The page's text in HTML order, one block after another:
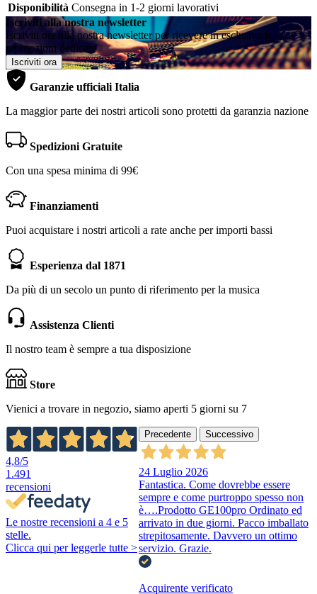
Disponibilità Consegna in 1-2 giorni lavorativi
Iscriviti alla nostra newsletter
Iscriviti ora alla nostra newsletter per ricevere in esclusiva le
promozioni dedicate
Iscriviti ora
Garanzie ufficiali Italia
La maggior parte dei nostri articoli sono protetti da garanzia nazione
Spedizioni Gratuite
Con una spesa minima di 99€
Finanziamenti
Puoi acquistare i nostri articoli a rate anche per importi bassi
Esperienza dal 1871
Da più di un secolo un punto di riferimento per la musica
Assistenza Clienti
Il nostro team è sempre a tua disposizione
Store
Vienici a trovare in negozio, siamo aperti 5 giorni su 7
4,8/5
1.491
recensioni
Le nostre recensioni a 4 e 5
stelle.
Clicca qui per leggerle tutte >
Precedente Successivo
24 Luglio 2026
Fantastica. Come dovrebbe essere
sempre e come purtroppo spesso non
è….Prodotto GE100pro Ordinato ed
arrivato in due giorni. Pacco imballato
strepitosamente. Davvero un ottimo
servizio. Grazie.
Acquirente verificato